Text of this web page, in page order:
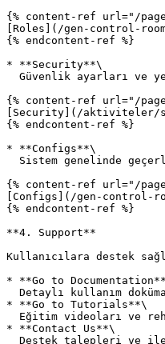
{% content-ref url="/pages/
[Roles](/gen-control-
{% endcontent-ref %}
* **Security**\
{% content-ref url="/
[Security](/aktiviteler/
{% endcontent-ref %}
* **Configs**\
{% content-ref url="/pages/
[Configs](/gen-control-
{% endcontent-ref %}
**4. Support**
Kullanıcılara destek
* **Go to
* **Go to Tutorials**\
* **Contact Us**\